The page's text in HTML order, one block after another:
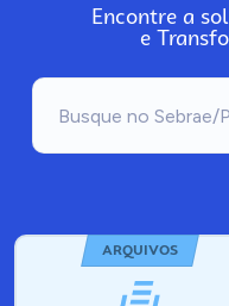
Encontre a
e
ARQUIVOS